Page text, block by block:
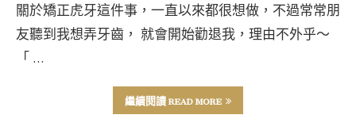
關於矯正虎牙這件事，一直以來都很想做，不過常常朋
友聽到我想弄牙齒， 就會開始勸退我，理由不外乎～
「 …
繼續閱讀 READ MORE